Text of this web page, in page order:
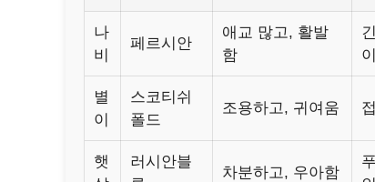
나
비
페르시안
애교 많고, 활발
함
이
별
이
스코티쉬
폴드
조용하고, 귀여움
햇
러시안블
차분하고, 우아함